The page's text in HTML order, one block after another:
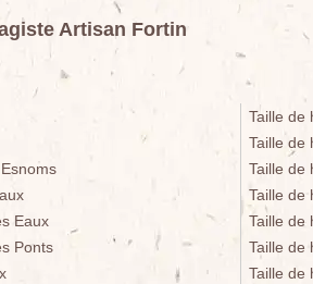
Artisan Fortin
Eaux
Ponts
Taille de
Taille de
Taille de
Taille de
Taille de
Taille de
Taille de